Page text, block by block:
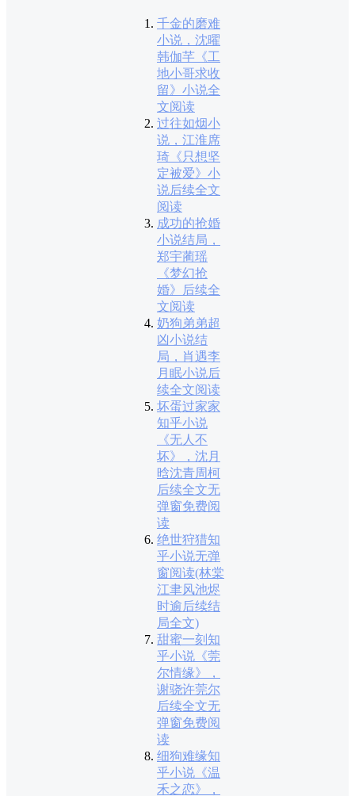
千金的磨难
小说，沈曜
韩伽芊《工
地小哥求收
留》小说全
文阅读
过往如烟小
说，江淮席
琦《只想坚
定被爱》小
说后续全文
阅读
成功的抢婚
小说结局，
郑宇蔺瑶
《梦幻抢
婚》后续全
文阅读
奶狗弟弟超
凶小说结
局，肖遇李
月眠小说后
续全文阅读
坏蛋过家家
知乎小说
《无人不
坏》，沈月
晗沈青周柯
后续全文无
弹窗免费阅
读
绝世狩猎知
乎小说无弹
窗阅读(林棠
江聿风池烬
时逾后续结
局全文)
甜蜜一刻知
乎小说《莞
尔情缘》，
谢骁许莞尔
后续全文无
弹窗免费阅
读
细狗难缘知
乎小说《温
禾之恋》，